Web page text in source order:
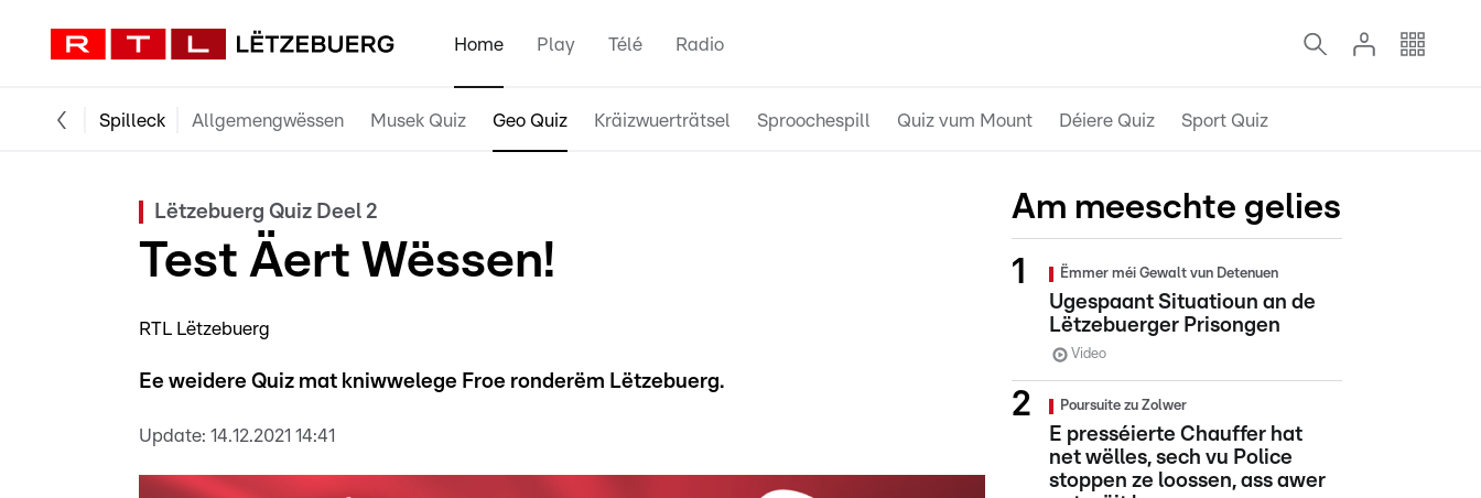
Home Play Télé Radio
Spilleck Allgemengwëssen Musek Quiz Geo Quiz Kräizwuerträtsel Sproochespill Quiz vum Mount Déiere Quiz Sport Quiz
Lëtzebuerg Quiz Deel 2
Test Äert Wëssen!
RTL Lëtzebuerg
Ee weidere Quiz mat kniwwelege Froe ronderëm Lëtzebuerg.
Update: 14.12.2021 14:41
Am meeschte gelies
Ëmmer méi Gewalt vun Detenuen
Ugespaant Situatioun an de
Lëtzebuerger Prisongen
Video
Poursuite zu Zolwer
E presséierte Chauffer hat
net wëlles, sech vu Police
stoppen ze loossen, ass awer